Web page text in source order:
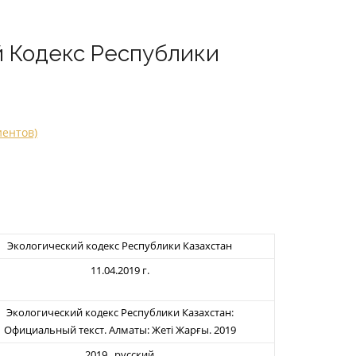
Кодекс Республики
Экологический кодекс Республики Казахстан
11.04.2019 г.
Экологический кодекс Республики Казахстан:
Официальный текст. Алматы: Жеті Жарғы. 2019